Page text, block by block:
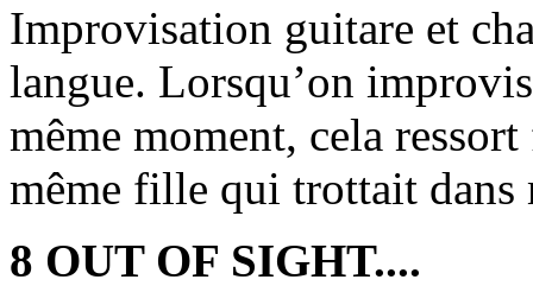
Improvisation guitare et
langue. Lorsqu’on
même moment, cela
même fille qui trottait dans
8 OUT OF SIGHT....